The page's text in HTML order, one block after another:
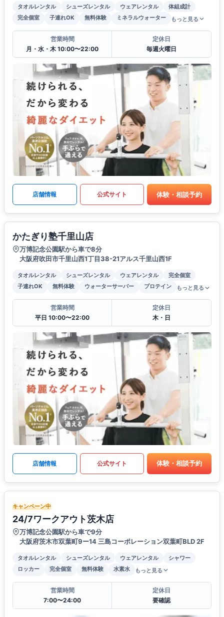
タオルレンタル シューズレンタル ウェアレンタル
体組成計
完全個室
子連れOK 無料体験 ミネラルウォーター もっと見る
営業時間
月・水・木 10:00〜22:00
定休日
毎週火曜日
店舗情報 公式サイト 体験・相談予約
かたぎり塾千里山店
万博記念公園駅から車で8分
大阪府吹田市千里山西1丁目38-21アルス千里山西1F
タオルレンタル シューズレンタル ウェアレンタル
完全個室
子連れOK
無料体験 ウォーターサーバー プロテイン もっと見る
営業時間
平日 10:00〜22:00
定休日
木・日
店舗情報 公式サイト 体験・相談予約
キャンペーン中
24/7ワークアウト茨木店
万博記念公園駅から車で9分
大阪府茨木市双葉町9ー14 三島コーポレーション双葉町BLD 2F
タオルレンタル シューズレンタル ウェアレンタル
シャワー
ロッカー
完全個室 無料体験 水素水 もっと見る
営業時間
7:00〜24:00
定休日
要確認